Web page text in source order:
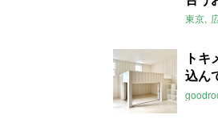
東京
トキ
込ん